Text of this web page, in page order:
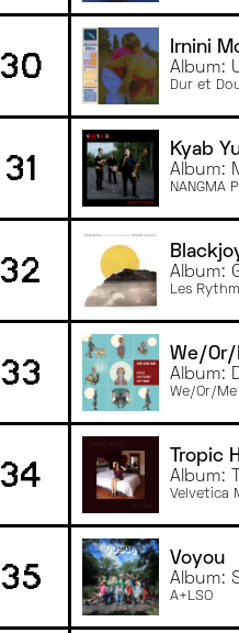
30 Irnini
Album:
Dur et
31 Kyab
Album:
NANGMA
32 Album:
Les
33 We/Or/
Album:
We/Or/Me
34 Tropic
Album:
Velvetica
35 Voyou
Album:
A+LSO